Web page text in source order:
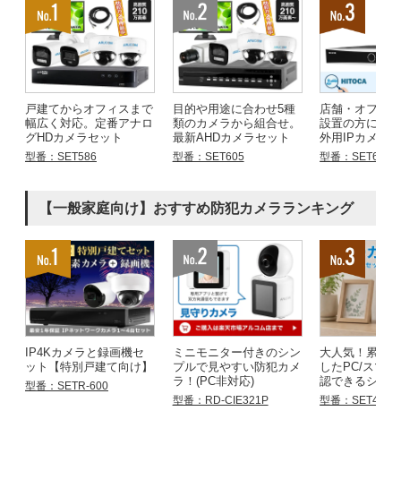
戸建てからオフィスまで
幅広く対応。定番アナロ
グHDカメラセット
型番：SET586
目的や用途に合わせ5種
類のカメラから組合せ。
最新AHDカメラセット
型番：SET605
店舗・オフィ
設置の方にお
外用IPカメラ
型番：SET683
【一般家庭向け】おすすめ防犯カメラランキング
IP4Kカメラと録画機セ
ット【特別戸建て向け】
型番：SETR-600
ミニモニター付きのシン
プルで見やすい防犯カメ
ラ！(PC非対応)
型番：RD-CIE321P
大人気！累計
したPC/スマ
認できるシリ
型番：SET4855